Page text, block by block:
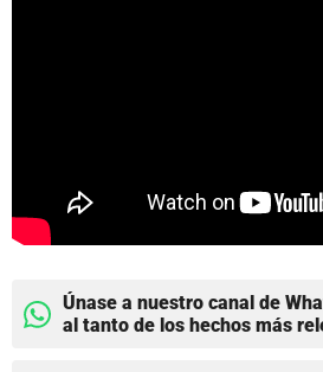
Únase a nuestro canal de
al tanto de los hechos más